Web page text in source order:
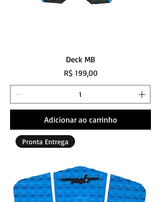
Deck MB
Preço
R$ 199,00
Adicionar ao carrinho
Pronta Entrega